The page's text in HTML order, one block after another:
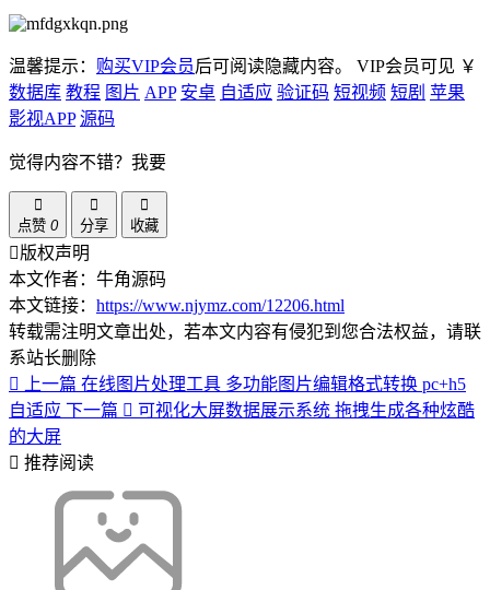
温馨提示： 购买VIP会员后可阅读隐藏内容。 VIP会员可见 ￥
数据库 教程 图片 APP 安卓 自适应 验证码 短视频 短剧 苹果
影视APP 源码
觉得内容不错？我要
点赞 0 分享 收藏
版权声明
本文作者：牛角源码
本文链接： https://www.njymz.com/12206.html
转载需注明文章出处，若本文内容有侵犯到您合法权益，请联
系站长删除
上一篇 在线图片处理工具 多功能图片编辑格式转换 pc+h5
自适应 下一篇
可视化大屏数据展示系统 拖拽生成各种炫酷
的大屏
推荐阅读